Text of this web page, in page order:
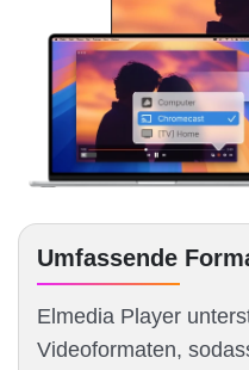
Umfassende
Elmedia Player
Videoformaten,